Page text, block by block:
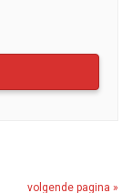
volgende pagina »